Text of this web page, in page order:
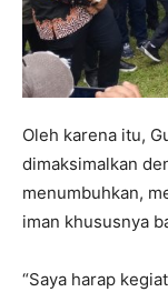
Oleh karena itu,
dimaksimalkan
menumbuhkan,
iman khususnya
“Saya harap